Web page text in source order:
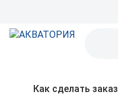
Как сделать заказ